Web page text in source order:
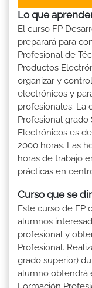
Lo que
El curso FP
preparará para
Profesional de
Productos
organizar y
electrónicos y
profesionales. La
Profesional
Electrónicos es
2000 horas. Las
horas de trabajo
prácticas en
Curso que se
Este curso de FP
alumnos
profesional y
Profesional.
grado superior)
alumno obtendrá